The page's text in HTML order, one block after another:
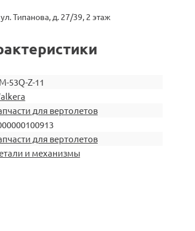
Типанова, д. 27/39, 2 этаж
53Q-Z-11
для вертолетов
для вертолетов
и механизмы